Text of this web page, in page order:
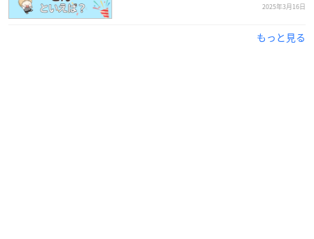
2025年3月16日
もっと見る